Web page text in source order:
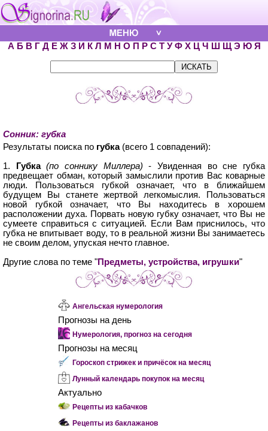
А Б В Г Д Е Ж З И К Л М Н О П Р С Т У Ф Х Ц Ч Ш Щ Э Ю Я
Сонник: губка
Результаты поиска по губка(всего 1 совпадений):
1.
Губка(по соннику Миллера) - Увиденная во сне губка
предвещает обман, который замыслили против Вас коварные
люди. Пользоваться губкой означает, что в ближайшем
будущем Вы станете жертвой легкомыслия. Пользоваться
новой губкой означает, что Вы находитесь в хорошем
расположении духа. Порвать новую губку означает, что Вы не
сумеете справиться с ситуацией. Если Вам приснилось, что
губка не впитывает воду, то в реальной жизни Вы занимаетесь
не своим делом, упуская нечто главное.
Другие слова по теме "Предметы, устройства, игрушки"
Ангельская нумерология
Прогнозы на день
Нумерология, прогноз на сегодня
Прогнозы на месяц
Гороскоп стрижек и причёсок на месяц
Лунный календарь покупок на месяц
Актуально
Рецепты из кабачков
Рецепты из баклажанов